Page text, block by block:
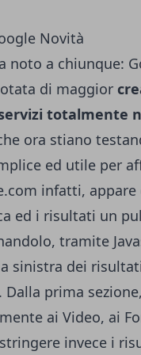
noto a chiunque:
di maggior
totalmente
ora stiano
ed utile per
infatti, appare
ed i risultati un
tramite
sinistra dei
prima sezione,
ai Video, ai
invece i